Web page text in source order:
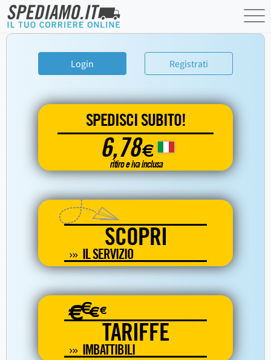
Login Registrati
SPEDISCI SUBITO!
6,78€
ritiro e iva inclusa
SCOPRI
IL SERVIZIO
€€€€
TARIFFE
IMBATTIBILI